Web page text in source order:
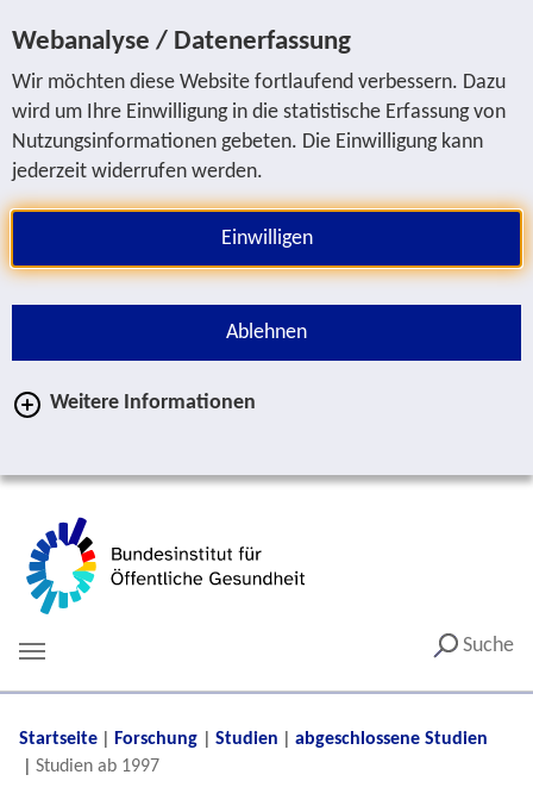
Webanalyse / Datenerfassung
Wir möchten diese Website fortlaufend verbessern. Dazu
wird um Ihre Einwilligung in die statistische Erfassung von
Nutzungsinformationen gebeten. Die Einwilligung kann
jederzeit widerrufen werden.
Einwilligen
Ablehnen
Weitere Informationen
Suche
You are here:
Startseite Forschung Studien
abgeschlossene Studien
Studien ab 1997